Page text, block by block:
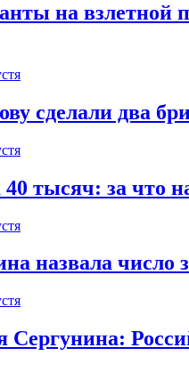
на взлетной
сделали два
тысяч: за что
назвала число
Сергунина: